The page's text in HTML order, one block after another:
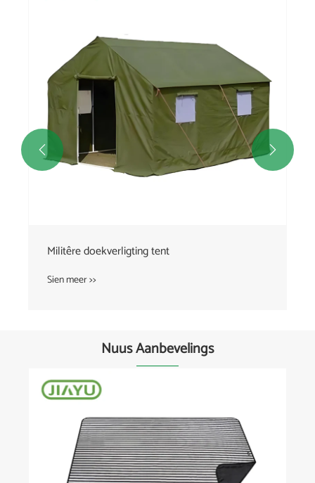
Militêre doekverligting tent
Sien meer >>
 
Nuus Aanbevelings